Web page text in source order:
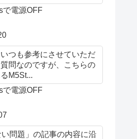
で電源OFF
つも参考にさせていただ
問なのですが、こちらの
M5St...
で電源OFF
い問題」の記事の内容に沿